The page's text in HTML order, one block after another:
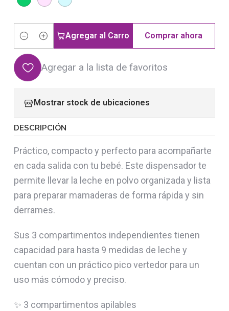
Cantidad
Agregar al Carro Comprar ahora
Agregar a la lista de favoritos
Mostrar stock de ubicaciones
DESCRIPCIÓN
Práctico, compacto y perfecto para acompañarte
en cada salida con tu bebé. Este dispensador te
permite llevar la leche en polvo organizada y lista
para preparar mamaderas de forma rápida y sin
derrames.
Sus 3 compartimentos independientes tienen
capacidad para hasta 9 medidas de leche y
cuentan con un práctico pico vertedor para un
uso más cómodo y preciso.
✨ 3 compartimentos apilables